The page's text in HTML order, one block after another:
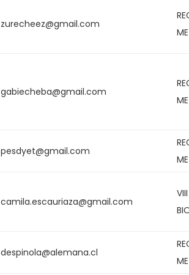
zurecheez@gmail.com
gabiecheba@gmail.com
pesdyet@gmail.com
camila.escauriaza@gmail.com
despinola@alemana.cl